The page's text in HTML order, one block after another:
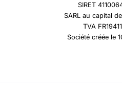
SIRET
SARL au capital
TVA
Société créée le